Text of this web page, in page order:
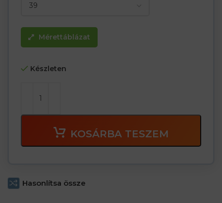
Mérettáblázat
Készleten
KOSÁRBA TESZEM
Hasonlítsa össze